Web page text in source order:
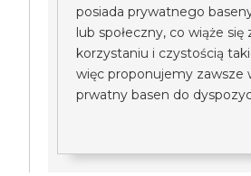
posiada prywatnego
lub społeczny, co wiąże
korzystaniu i czystością
więc proponujemy zawsze
prwatny basen do